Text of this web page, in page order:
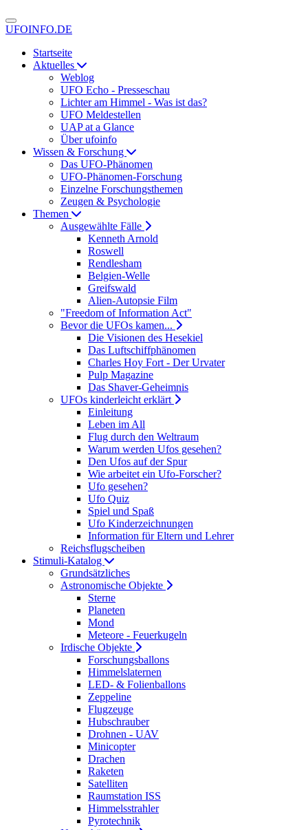
UFOINFO.DE
Startseite
Aktuelles
Weblog
UFO Echo - Presseschau
Lichter am Himmel - Was ist das?
UFO Meldestellen
UAP at a Glance
Über ufoinfo
Wissen & Forschung
Das UFO-Phänomen
UFO-Phänomen-Forschung
Einzelne Forschungsthemen
Zeugen & Psychologie
Themen
Ausgewählte Fälle
Kenneth Arnold
Roswell
Rendlesham
Belgien-Welle
Greifswald
Alien-Autopsie Film
"Freedom of Information Act"
Bevor die UFOs kamen...
Die Visionen des Hesekiel
Das Luftschiffphänomen
Charles Hoy Fort - Der Urvater
Pulp Magazine
Das Shaver-Geheimnis
UFOs kinderleicht erklärt
Einleitung
Leben im All
Flug durch den Weltraum
Warum werden Ufos gesehen?
Den Ufos auf der Spur
Wie arbeitet ein Ufo-Forscher?
Ufo gesehen?
Ufo Quiz
Spiel und Spaß
Ufo Kinderzeichnungen
Information für Eltern und Lehrer
Reichsflugscheiben
Stimuli-Katalog
Grundsätzliches
Astronomische Objekte
Sterne
Planeten
Mond
Meteore - Feuerkugeln
Irdische Objekte
Forschungsballons
Himmelslaternen
LED- & Folienballons
Zeppeline
Flugzeuge
Hubschrauber
Drohnen - UAV
Minicopter
Drachen
Raketen
Satelliten
Raumstation ISS
Himmelsstrahler
Pyrotechnik